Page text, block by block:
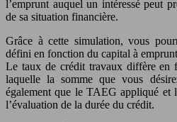
l’emprunt auquel un intéressé peut
de sa situation financière.
Grâce à cette simulation, vous
défini en fonction du capital à
Le taux de crédit travaux diffère en
laquelle la somme que vous
également que le TAEG appliqué et
l’évaluation de la durée du crédit.